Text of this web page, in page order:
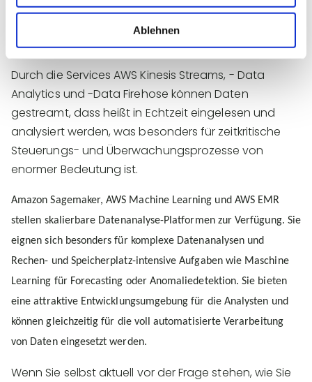
Ablehnen
Engine“ können die gelieferten Daten direkt
ausgewertet und entsprechende Aktionen
durchgeführt werden.
Durch die Services AWS Kinesis Streams, - Data
Analytics und -Data Firehose können Daten
gestreamt, dass heißt in Echtzeit eingelesen und
analysiert werden, was besonders für zeitkritische
Steuerungs- und Überwachungsprozesse von
enormer Bedeutung ist.
Amazon Sagemaker, AWS Machine Learning und AWS EMR
stellen skalierbare Datenanalyse-Platformen zur Verfügung. Sie
eignen sich besonders für komplexe Datenanalysen und
Rechen- und Speicherplatz-intensive Aufgaben wie Maschine
Learning für Forecasting oder Anomaliedetektion. Sie bieten
eine attraktive Entwicklungsumgebung für die Analysten und
können gleichzeitig für die voll automatisierte Verarbeitung
von Daten eingesetzt werden.
Wenn Sie selbst aktuell vor der Frage stehen, wie Sie